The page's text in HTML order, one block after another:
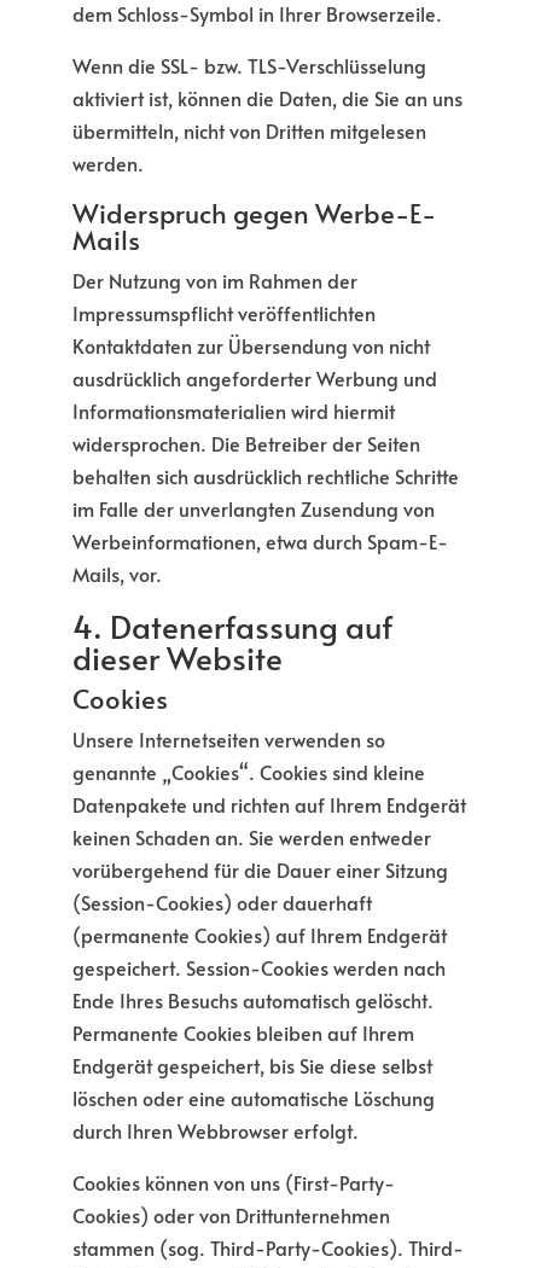
dem Schloss-Symbol in Ihrer Browserzeile.
Wenn die SSL- bzw. TLS-Verschlüsselung
aktiviert ist, können die Daten, die Sie an uns
übermitteln, nicht von Dritten mitgelesen
werden.
Widerspruch gegen Werbe-E-
Mails
Der Nutzung von im Rahmen der
Impressumspflicht veröffentlichten
Kontaktdaten zur Übersendung von nicht
ausdrücklich angeforderter Werbung und
Informationsmaterialien wird hiermit
widersprochen. Die Betreiber der Seiten
behalten sich ausdrücklich rechtliche Schritte
im Falle der unverlangten Zusendung von
Werbeinformationen, etwa durch Spam-E-
Mails, vor.
4. Datenerfassung auf
dieser Website
Cookies
Unsere Internetseiten verwenden so
genannte „Cookies“. Cookies sind kleine
Datenpakete und richten auf Ihrem Endgerät
keinen Schaden an. Sie werden entweder
vorübergehend für die Dauer einer Sitzung
(Session-Cookies) oder dauerhaft
(permanente Cookies) auf Ihrem Endgerät
gespeichert. Session-Cookies werden nach
Ende Ihres Besuchs automatisch gelöscht.
Permanente Cookies bleiben auf Ihrem
Endgerät gespeichert, bis Sie diese selbst
löschen oder eine automatische Löschung
durch Ihren Webbrowser erfolgt.
Cookies können von uns (First-Party-
Cookies) oder von Drittunternehmen
stammen (sog. Third-Party-Cookies). Third-